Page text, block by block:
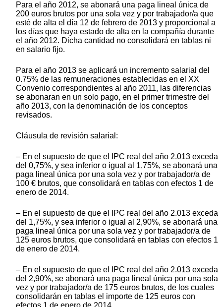
Para el año 2012, se abonará una paga lineal única de
200 euros brutos por una sola vez y por trabajador/a que
esté de alta el día 12 de febrero de 2013 y proporcional a
los días que haya estado de alta en la compañía durante
el año 2012. Dicha cantidad no consolidará en tablas ni
en salario fijo.
Para el año 2013 se aplicará un incremento salarial del
0.75% de las remuneraciones establecidas en el XX
Convenio correspondientes al año 2011, las diferencias
se abonaran en un solo pago, en el primer trimestre del
año 2013, con la denominación de los conceptos
revisados.
Cláusula de revisión salarial:
– En el supuesto de que el IPC real del año 2.013 exceda
del 0,75%, y sea inferior o igual al 1,75%, se abonará una
paga lineal única por una sola vez y por trabajador/a de
100 € brutos, que consolidará en tablas con efectos 1 de
enero de 2014.
– En el supuesto de que el IPC real del año 2.013 exceda
del 1,75%, y sea inferior o igual al 2,90%, se abonará una
paga lineal única por una sola vez y por trabajador/a de
125 euros brutos, que consolidará en tablas con efectos 1
de enero de 2014.
– En el supuesto de que el IPC real del año 2.013 exceda
del 2,90%, se abonará una paga lineal única por una sola
vez y por trabajador/a de 175 euros brutos, de los cuales
consolidarán en tablas el importe de 125 euros con